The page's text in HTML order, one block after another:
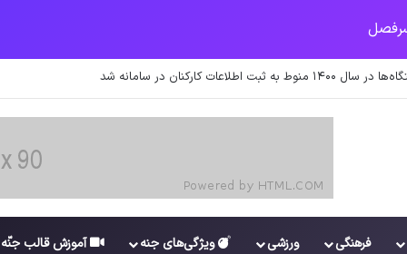
کارکنان در سامانه شد
فرهنگی ورزشی ویژگی‌های جنه آموزش قالب جنّه